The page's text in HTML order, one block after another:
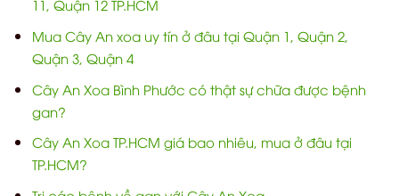
11, Quận 12 TP.HCM
Mua Cây An xoa uy tín ở đâu tại Quận 1, Quận 2,
Quận 3, Quận 4
Cây An Xoa Bình Phước có thật sự chữa được bệnh
gan?
Cây An Xoa TP.HCM giá bao nhiêu, mua ở đâu tại
TP.HCM?